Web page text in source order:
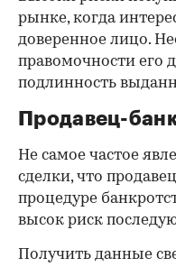
рынке, когда
доверенное лицо.
правомочности его
подлинность
Продавец-
Не самое частое
сделки, что
процедуре
высок риск
Получить данные